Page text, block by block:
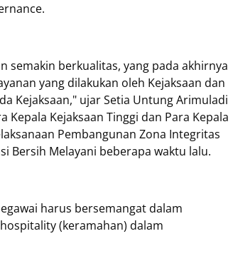
semakin berkualitas, yang pada akhirnya
yang dilakukan oleh Kejaksaan dan
Kejaksaan," ujar Setia Untung Arimuladi
Kejaksaan Tinggi dan Para Kepala
Pembangunan Zona Integritas
Bersih Melayani beberapa waktu lalu.
harus bersemangat dalam
(keramahan) dalam